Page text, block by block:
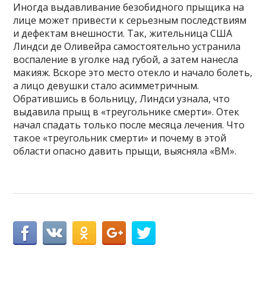
Иногда выдавливание безобидного прыщика на
лице может привести к серьезным последствиям
и дефектам внешности. Так, жительница США
Линдси де Оливейра самостоятельно устранила
воспаление в уголке над губой, а затем нанесла
макияж. Вскоре это место отекло и начало болеть,
а лицо девушки стало асимметричным.
Обратившись в больницу, Линдси узнала, что
выдавила прыщ в «треугольнике смерти». Отек
начал спадать только после месяца лечения. Что
такое «треугольник смерти» и почему в этой
области опасно давить прыщи, выясняла «ВМ».